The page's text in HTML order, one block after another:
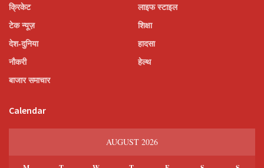
क्रिकेट
टेक न्यूज़
देश-दुनिया
नौकरी
बाजार समाचार
लाइफ स्टाइल
शिक्षा
हादसा
हेल्थ
Calendar
AUGUST 2026